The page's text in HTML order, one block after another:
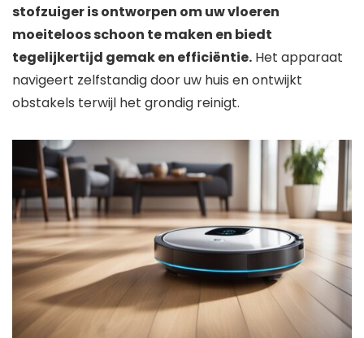
stofzuiger is ontworpen om uw vloeren
moeiteloos schoon te maken en biedt
tegelijkertijd gemak en efficiëntie. Het apparaat
navigeert zelfstandig door uw huis en ontwijkt
obstakels terwijl het grondig reinigt.